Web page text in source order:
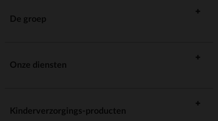
De groep
Onze diensten
Kinderverzorgings-producten